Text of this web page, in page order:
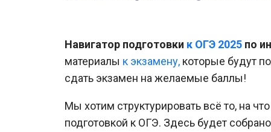
Навигатор подготовки к ОГЭ 2025 по
материалы к экзамену, которые будут
сдать экзамен на желаемые баллы!
Мы хотим структурировать всё то, на
подготовкой к ОГЭ. Здесь будет